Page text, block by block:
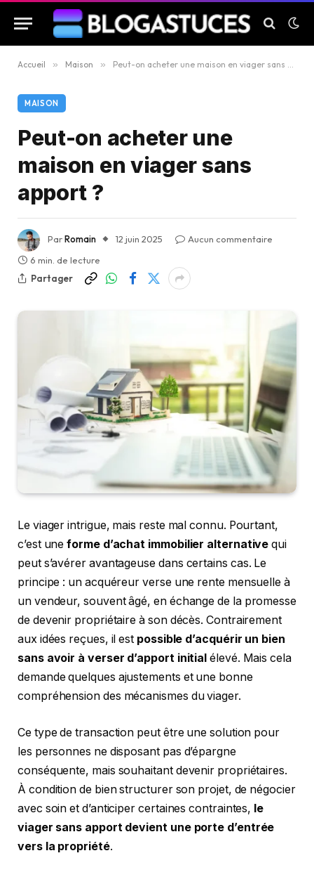
Accueil » Maison » Peut-on acheter une maison en viager sans apport ?
MAISON
Peut-on acheter une
maison en viager sans
apport ?
ParRomain 12 juin 2025
Aucun commentaire
6 min. de lecture
Partager
Le viager intrigue, mais reste mal connu. Pourtant,
c’est uneforme d’achat immobilier alternative qui
peut s’avérer avantageuse dans certains cas. Le
principe : un acquéreur verse une rente mensuelle à
un vendeur, souvent âgé, en échange de la promesse
de devenir propriétaire à son décès. Contrairement
aux idées reçues, il est possible d’acquérir un bien
sans avoir à verser d’apport initial élevé. Mais cela
demande quelques ajustements et une bonne
compréhension des mécanismes du viager.
Ce type de transaction peut être une solution pour
les personnes ne disposant pas d’épargne
conséquente, mais souhaitant devenir propriétaires.
À condition de bien structurer son projet, de négocier
avec soin et d’anticiper certaines contraintes, le
viager sans apport devient une porte d’entrée
vers la propriété.